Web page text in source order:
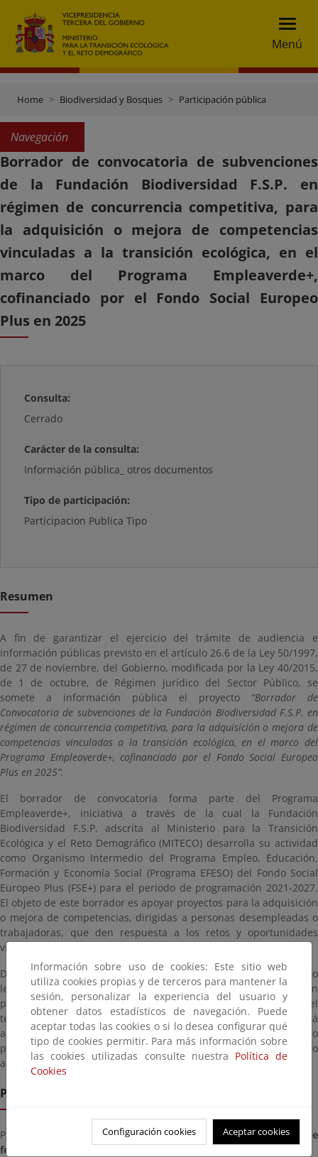
Menú
Home Biodiversidad y Bosques Participación pública
Navegación
Borrador de convocatoria de subvenciones
de la Fundación Biodiversidad F.S.P. en
régimen de concurrencia competitiva, para
la adquisición o mejora de competencias
vinculadas a la transición ecológica, en el
marco del Programa Empleaverde+,
cofinanciado por el Fondo Social Europeo
Plus en 2025
Consulta:
Cerrado
Carácter de la consulta:
Información pública_ otros documentos
Tipo de participación:
Participacion Publica Tipo
Resumen
A fin de garantizar el ejercicio del trámite de audiencia e
información públicas previsto en el artículo 26.6 de la Ley 50/1997,
de 27 de noviembre, del Gobierno, modificada por la Ley 40/2015,
de 1 de octubre, de Régimen Jurídico del Sector Público, se
somete a información pública el proyecto “Borrador de
Convocatoria de subvenciones de la Fundación Biodiversidad F.S.P. en
régimen de concurrencia competitiva, para la adquisición o mejora de
competencias vinculadas a la transición ecológica, en el marco del
Programa Empleaverde+, cofinanciado por el Fondo Social Europeo
Plus en 2025”.
El borrador de convocatoria forma parte del Programa
Empleaverde+, iniciativa a través de la cual la Fundación
Biodiversidad F.S.P, adscrita al Ministerio para la Transición
Ecológica y el Reto Demográfico (MITECO) desarrolla su actividad
como Organismo Intermedio del Programa Empleo, Educación,
Formación y Economía Social (Programa EFESO) del Fondo Social
Europeo Plus (FSE+) para el periodo de programación 2021-2027.
El objeto de este borrador es apoyar proyectos para la adquisición
o mejora de competencias, dirigidas a personas desempleadas o
trabajadoras, que den respuesta a los retos y oportunidades
vinculados a la transición ecológica.
Dado que la convocatoria de ayudas no tiene carácter de texto
legal ni de reglamento, la celebración del trámite de información
pública no es preceptivo. No obstante, en aras de perfeccionar el
texto y potenciar la participación, durante7 días hábiles, se dará
a los potenciales afectados por el texto de la convocatoria el plazo
para presentar sus opiniones o alegaciones desde el 5 de febrero
al 14 de febrero de 2025, ambos incluidos.
Plazo de remisión
Plazo para presentar documentación desde elmiércoles, 05 de
febrero de 2025
hasta elviernes, 14 de febrero de 2025
Información sobre uso de cookies: Este sitio web
utiliza cookies propias y de terceros para mantener la
sesión, personalizar la experiencia del usuario y
obtener datos estadísticos de navegación. Puede
aceptar todas las cookies o si lo desea configurar qué
tipo de cookies permitir. Para más información sobre
las cookies utilizadas consulte nuestra Política de
Cookies
Configuración cookies Aceptar cookies